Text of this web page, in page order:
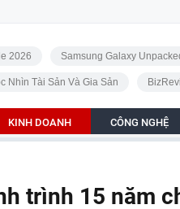
2026 Samsung Galaxy
Nhìn Tài Sản Và Gia Sản
KINH DOANH CÔNG NGHỆ
trình 15 năm